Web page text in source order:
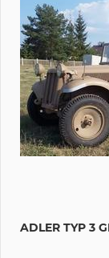
ADLER TYP 3